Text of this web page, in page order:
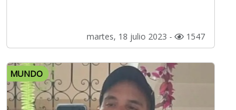
martes, 18 julio 2023 - 1547
MUNDO